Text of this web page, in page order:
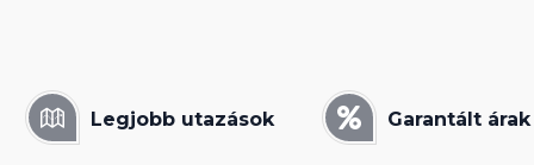
Legjobb utazások Garantált árak